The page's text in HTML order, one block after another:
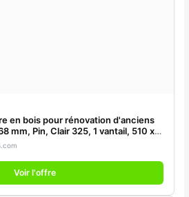
en bois pour rénovation d'anciens
mm, Pin, Clair 325, 1 vantail, 510 x
Voir l'offre